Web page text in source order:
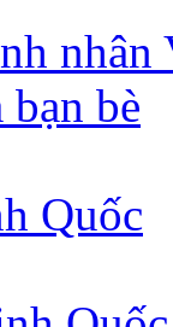
nhân
bạn bè
Quốc